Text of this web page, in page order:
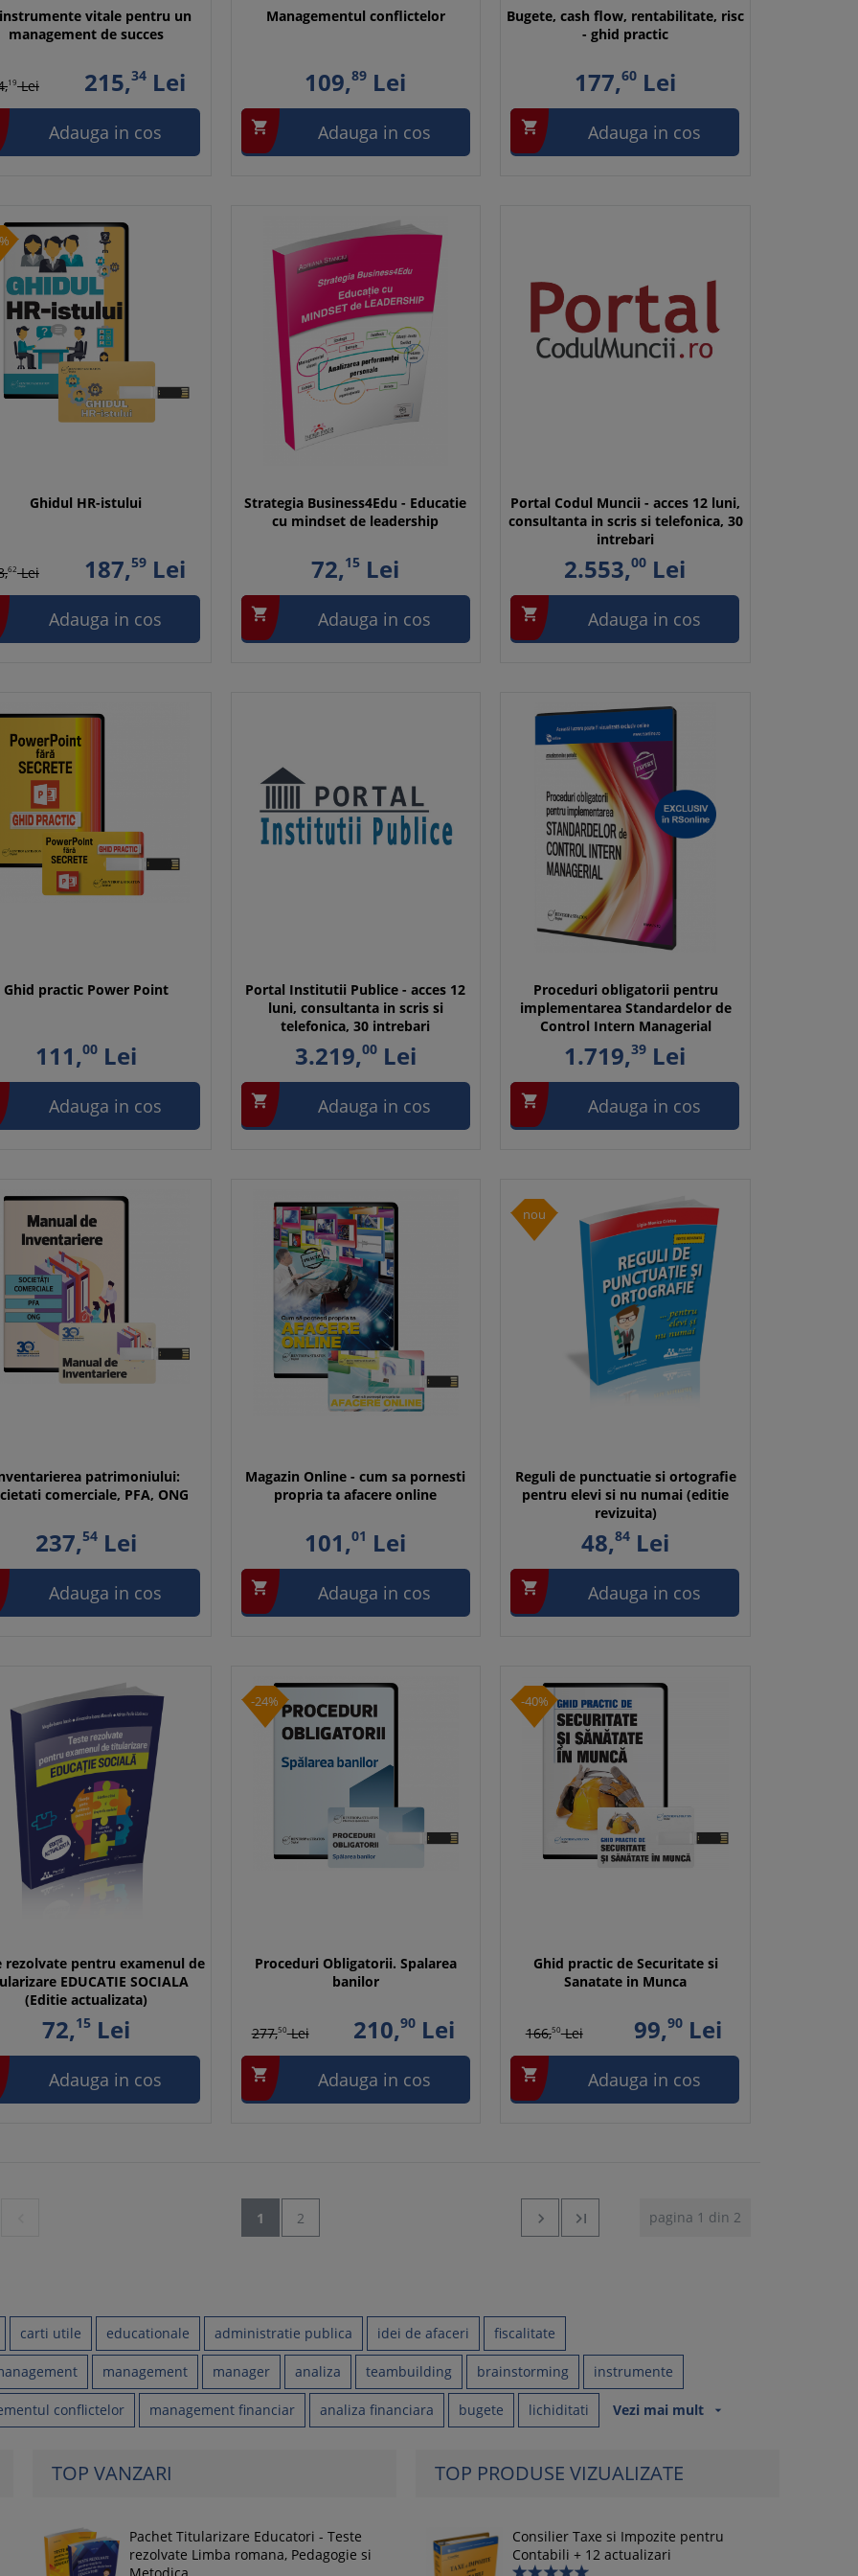
vitale pentru un
management de succes
19Lei 215,34Lei
Adauga in cos
Managementul conflictelor
109,89 Lei
 Adauga in cos
Bugete, cash flow, rentabilitate, risc
- ghid practic
177,60Lei
 Adauga in cos
Ghidul HR-istului
62Lei 187,59Lei
Adauga in cos
Strategia Business4Edu - Educatie
cu mindset de leadership
72,15 Lei
 Adauga in cos
Portal Codul Muncii - acces 12 luni,
consultanta in scris si telefonica, 30
intrebari
2.553,00 Lei
 Adauga in cos
Ghid practic Power Point
111,00Lei
Adauga in cos
Portal Institutii Publice - acces 12
luni, consultanta in scris si
telefonica, 30 intrebari
3.219,00Lei
 Adauga in cos
Proceduri obligatorii pentru
implementarea Standardelor de
Control Intern Managerial
1.719,39 Lei
 Adauga in cos
patrimoniului:
comerciale, PFA, ONG
237,54Lei
Adauga in cos
Magazin Online - cum sa pornesti
propria ta afacere online
101,01 Lei
 Adauga in cos
nou
Reguli de punctuatie si ortografie
pentru elevi si nu numai (editie
revizuita)
48,84Lei
 Adauga in cos
rezolvate pentru examenul de
EDUCATIE SOCIALA
(Editie actualizata)
72,15Lei
Adauga in cos
-24%
Proceduri Obligatorii. Spalarea
banilor
277,50Lei 210,90 Lei
 Adauga in cos
-40%
Ghid practic de Securitate si
Sanatate in Munca
166,50Lei 99,90 Lei
 Adauga in cos
1 2 pagina 1 din 2


carti utile educationale administratie publica idei de afaceri fiscalitate
management manager analiza teambuilding brainstorming instrumente
conflictelor management financiar analiza financiara bugete lichiditati Vezi mai mult arrow_drop_down
TOP VANZARI
Pachet Titularizare Educatori - Teste
rezolvate Limba romana, Pedagogie si
TOP PRODUSE VIZUALIZATE
Consilier Taxe si Impozite pentru
Contabili + 12 actualizari